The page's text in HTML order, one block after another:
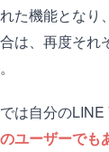
た機能となり
は、再度それ
は自分の
ユーザーでも